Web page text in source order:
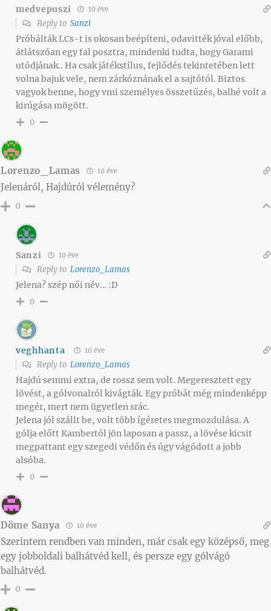
medvepuszi 10 éve
Reply to Sanzi
Próbálták LCs-t is okosan beépíteni, odavitték jóval előbb,
átlátszóan egy fal posztra, mindenki tudta, hogy Garami
utódjának.. Ha csak játékstílus, fejlődés tekintetében lett
volna bajuk vele, nem zárkóznának el a sajtótól. Biztos
vagyok benne, hogy vmi személyes összetűzés, balhé volt a
kirúgása mögött.
0
Lorenzo_Lamas 10 éve
Jelenáról, Hajdúról vélemény?
0
Sanzi 10 éve
Reply to Lorenzo_Lamas
Jelena? szép női név… :D
0
veghhanta 10 éve
Reply to Lorenzo_Lamas
Hajdú semmi extra, de rossz sem volt. Megeresztett egy
lövést, a gólvonalról kivágták. Egy próbát még mindenképp
megér, mert nem ügyetlen srác.
Jelena jól szállt be, volt több ígéretes megmozdulása. A
gólja előtt Kambertól jön laposan a passz, a lövése kicsit
megpattant egy szegedi védőn és úgy vágódott a jobb
alsóba.
0
Döme Sanya 10 éve
Szerintem rendben van minden, már csak egy középső, meg
egy jobboldali balhátvéd kell, és persze egy gólvágó
balhátvéd.
0